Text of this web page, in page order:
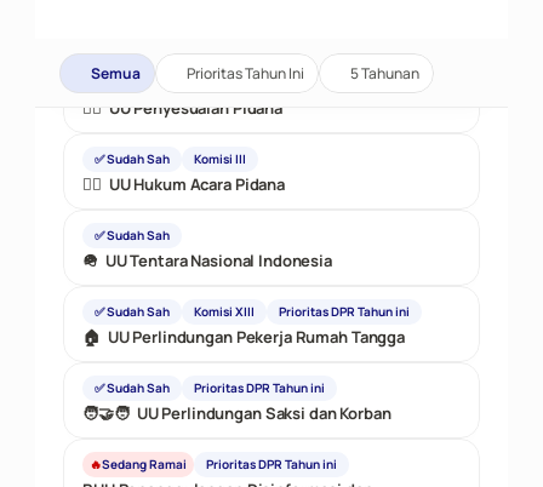
Semua Prioritas Tahun Ini 5 Tahunan
✅ Sudah Sah Komisi III
🧑‍⚖️  UU Penyesuaian Pidana
✅ Sudah Sah Komisi III
🧑‍⚖️  UU Hukum Acara Pidana
✅ Sudah Sah
🪖  UU Tentara Nasional Indonesia
✅ Sudah Sah Komisi XIII Prioritas DPR Tahun ini
🏠  UU Perlindungan Pekerja Rumah Tangga
✅ Sudah Sah Prioritas DPR Tahun ini
🧑‍🤝‍🧑  UU Perlindungan Saksi dan Korban
🔥Sedang Ramai Prioritas DPR Tahun ini